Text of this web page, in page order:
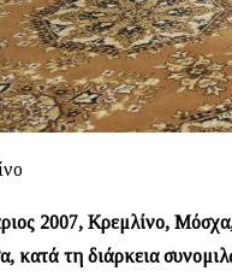
2007, Κρεμλίνο,
κατά τη διάρκεια